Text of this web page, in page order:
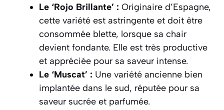
Le ‘Rojo Brillante’ : Originaire d’Espagne,
cette variété est astringente et doit être
consommée blette, lorsque sa chair
devient fondante. Elle est très productive
et appréciée pour sa saveur intense.
Le ‘Muscat’ : Une variété ancienne bien
implantée dans le sud, réputée pour sa
saveur sucrée et parfumée.